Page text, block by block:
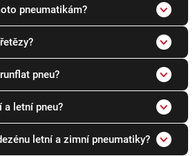
pneumatikám?
pneu?
a letní pneu?
letní a zimní pneumatiky?